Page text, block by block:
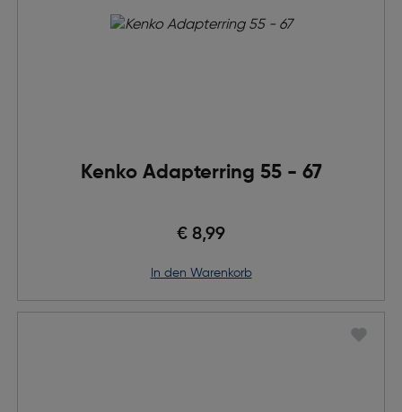
Kenko Adapterring 55 - 67
€ 8,99
in den Warenkorb